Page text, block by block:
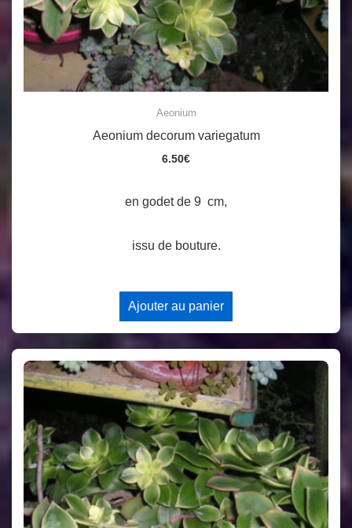
Aeonium
Aeonium decorum variegatum
6.50€
en godet de 9 cm,
issu de bouture.
Ajouter au panier